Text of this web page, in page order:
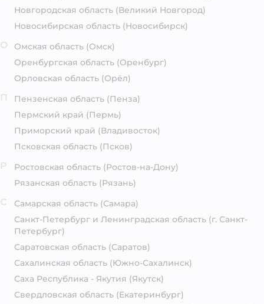
Новгородская область (Великий Новгород)
Новосибирская область (Новосибирск)
Омская область (Омск)
Оренбургская область (Оренбург)
Орловская область (Орёл)
Пензенская область (Пенза)
Пермский край (Пермь)
Приморский край (Владивосток)
Псковская область (Псков)
Ростовская область (Ростов-на-Дону)
Рязанская область (Рязань)
Самарская область (Самара)
Санкт-Петербург и Ленинградская область (г. Санкт-
Петербург)
Саратовская область (Саратов)
Сахалинская область (Южно-Сахалинск)
Саха Республика - Якутия (Якутск)
Свердловская область (Екатеринбург)